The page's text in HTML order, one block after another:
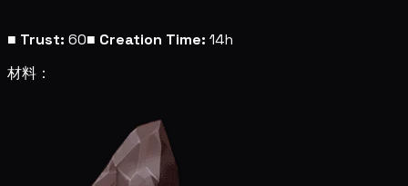
■ Trust: 60■ Creation Time: 14h
材料：